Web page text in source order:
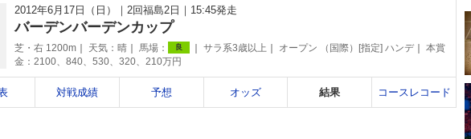
2012年6月17日（日） 2回福島2日 15:45発走
バーデンバーデンカップ
芝・右 1200m 天気： 晴 馬場： 良 サラ系3歳以上 オープン （国際）[指定] ハンデ
本賞
金：2100、840、530、320、210万円
対戦成績 予想 オッズ 結果 コースレコード